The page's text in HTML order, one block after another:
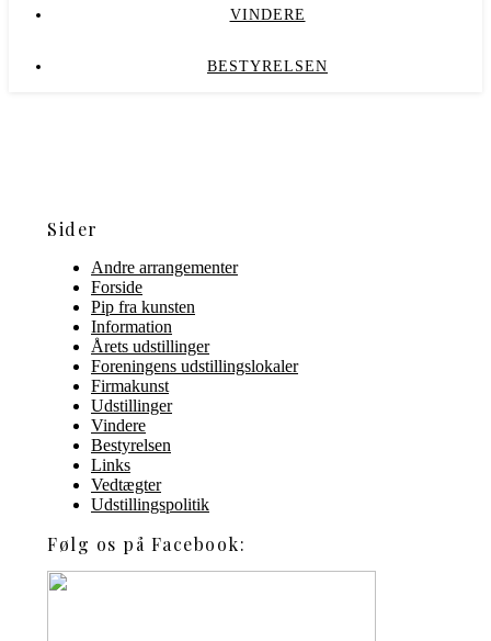
VINDERE
BESTYRELSEN
Sider
Andre arrangementer
Forside
Pip fra kunsten
Information
Årets udstillinger
Foreningens udstillingslokaler
Firmakunst
Udstillinger
Vindere
Bestyrelsen
Links
Vedtægter
Udstillingspolitik
Følg os på Facebook: